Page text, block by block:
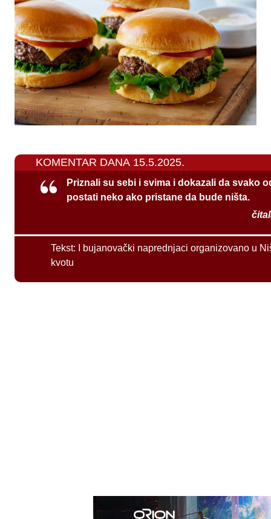
KOMENTAR DANA 15.5.2025.
Priznali su sebi i svima i dokazali da svako
postati neko ako pristane da bude ništa.
Tekst:
I bujanovački naprednjaci organizovano u
kvotu